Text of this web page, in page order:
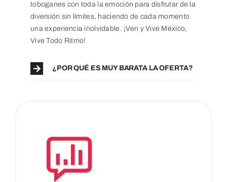
toboganes con toda la emoción para disfrutar de la
diversión sin límites, haciendo de cada momento
una experiencia inolvidable. ¡Ven y Vive México,
Vive Todo Ritmo!
¿POR QUÉ ES MUY BARATA LA OFERTA?